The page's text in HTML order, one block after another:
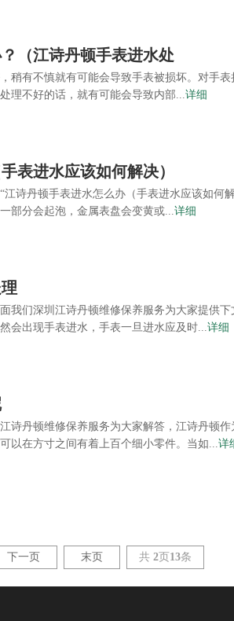
（江诗丹顿手表进水处
稍有不慎就有可能会导致手表被损坏。对手
理不好的话，就有可能会导致内部...详细
表进水应该如何解决）
诗丹顿手表进水怎么办（手表进水应该如何
部分会起泡，金属表盘会变黄或...详细
我们深圳江诗丹顿维修保养服务为大家提供
会出现手表进水，手表一旦进水应及时...详细
诗丹顿维修保养服务为大家解答，江诗丹顿
以在方寸之间有着上百个细小零件。当如...详
下一页 末页 共 2页 13条